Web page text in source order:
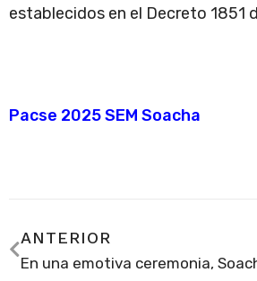
establecidos en el Decreto 1851
Pacse 2025 SEM Soacha
ANTERIOR